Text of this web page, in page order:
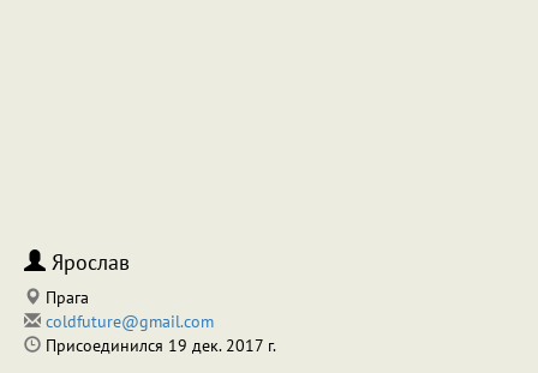
Ярослав
Прага
coldfuture@gmail.com
Присоединился 19 дек. 2017 г.